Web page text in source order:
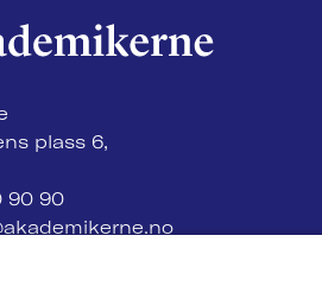
plass 6,
90 90